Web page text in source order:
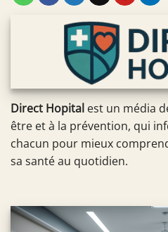
Direct Hopital est un média
être et à la prévention, qui
chacun pour mieux
sa santé au quotidien.